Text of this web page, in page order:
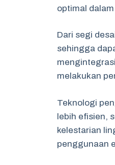
optimal
Dari segi
sehingga
melakukan
Teknologi
lebih efisien,
kelestarian
penggunaan